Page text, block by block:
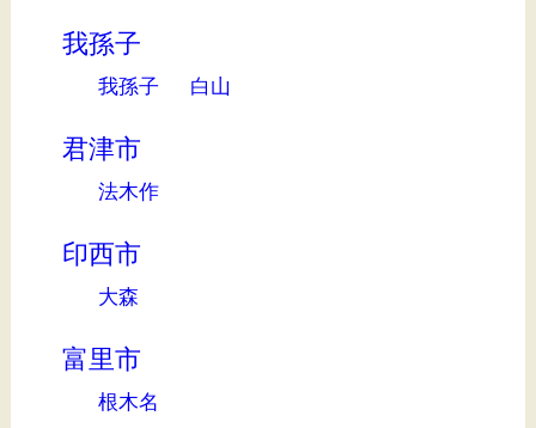
我孫子
我孫子 白山
君津市
法木作
印西市
大森
富里市
根木名